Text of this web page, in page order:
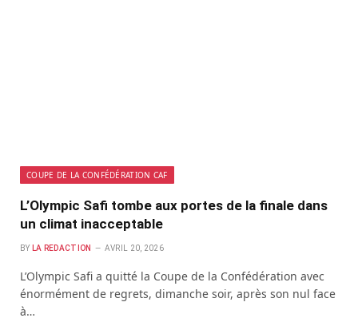
COUPE DE LA CONFÉDÉRATION CAF
L’Olympic Safi tombe aux portes de la finale dans
un climat inacceptable
BY LA REDACTION AVRIL 20, 2026
L’Olympic Safi a quitté la Coupe de la Confédération avec
énormément de regrets, dimanche soir, après son nul face
à…